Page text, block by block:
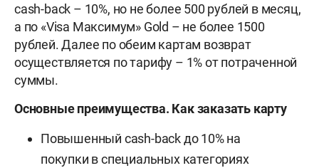
cash-back – 10%, но не более 500 рублей в месяц,
а по «Visa Максимум» Gold – не более 1500
рублей. Далее по обеим картам возврат
осуществляется по тарифу – 1% от потраченной
суммы.
Основные преимущества. Как заказать карту
Повышенный cash-back до 10% на
покупки в специальных категориях